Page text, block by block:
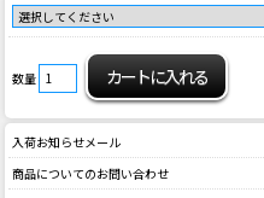
数量
入荷お知らせメール
商品についてのお問い合わせ